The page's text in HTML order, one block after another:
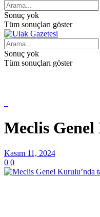
Sonuç yok
Tüm sonuçları göster
Sonuç yok
Tüm sonuçları göster
Meclis Genel
Kasım 11, 2024
0 0